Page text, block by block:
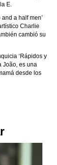
E.
a half men’
Charlie
cambió su
‘Rápidos y
João, es una
desde los